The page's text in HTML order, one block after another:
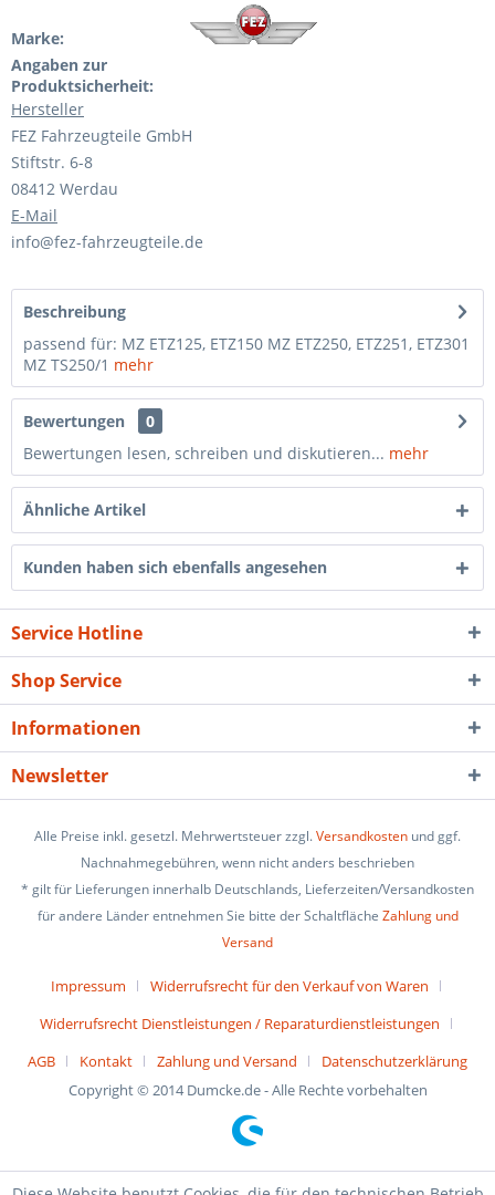
Marke:
Angaben zur
Produktsicherheit:
Hersteller
FEZ Fahrzeugteile GmbH
Stiftstr. 6-8
08412 Werdau
E-Mail
info@fez-fahrzeugteile.de
Beschreibung
passend für: MZ ETZ125, ETZ150 MZ ETZ250, ETZ251, ETZ301
MZ TS250/1 mehr
Bewertungen
0
Bewertungen lesen, schreiben und diskutieren... mehr
Ähnliche Artikel
Kunden haben sich ebenfalls angesehen
Service Hotline
Shop Service
Informationen
Newsletter
Alle Preise inkl. gesetzl. Mehrwertsteuer zzgl.Versandkosten und ggf.
Nachnahmegebühren, wenn nicht anders beschrieben
* gilt für Lieferungen innerhalb Deutschlands, Lieferzeiten/Versandkosten
für andere Länder entnehmen Sie bitte der Schaltfläche Zahlung und
Versand
Impressum
Widerrufsrecht für den Verkauf von Waren
Widerrufsrecht Dienstleistungen / Reparaturdienstleistungen
AGB
Kontakt Zahlung und Versand
Datenschutzerklärung
Copyright © 2014 Dumcke.de - Alle Rechte vorbehalten